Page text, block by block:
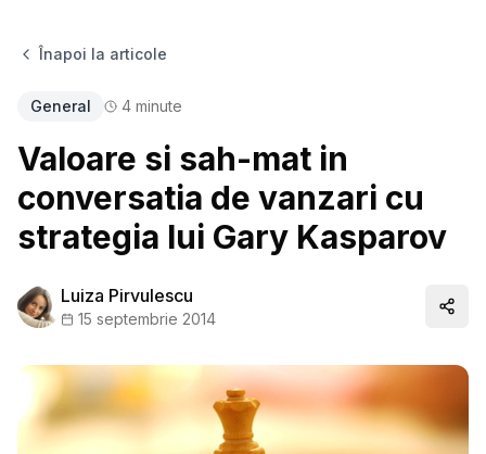
Înapoi la articole
General 4 minute
Valoare si sah-mat in
conversatia de vanzari cu
strategia lui Gary Kasparov
Luiza Pirvulescu
15 septembrie 2014